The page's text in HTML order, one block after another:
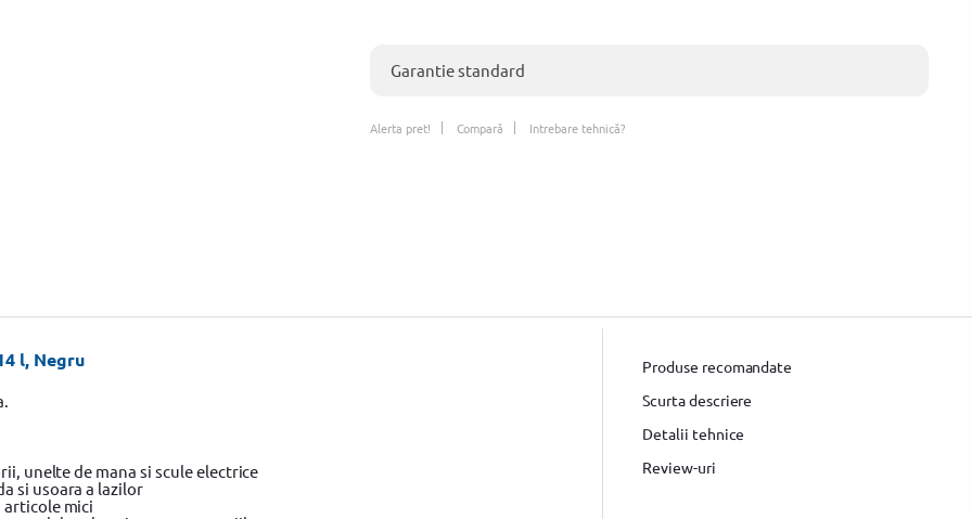
Garantie standard
Alerta pret! Compară Intrebare tehnică?
Produse recomandate
Scurta descriere
Detalii tehnice
Review-uri
l, Negru
unelte de mana si scule electrice
si usoara a lazilor
mici